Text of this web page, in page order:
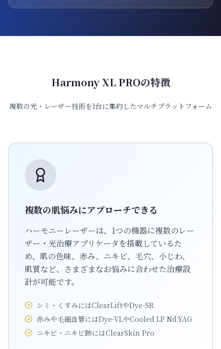
Harmony XL PROの特徴
複数の光・レーザー技術を1台に集約したマルチプラットフォーム
複数の肌悩みにアプローチできる
ハーモニーレーザーは、1つの機器に複数のレー
ザー・光治療アプリケータを搭載しているた
め、肌の色味、赤み、ニキビ、毛穴、小じわ、
肌質など、さまざまなお悩みに合わせた治療設
計が可能です。
シミ・くすみにはClearLiftやDye-SR
赤みや毛細血管にはDye-VLやCooled LP Nd:YAG
ニキビ・ニキビ跡にはClearSkin Pro